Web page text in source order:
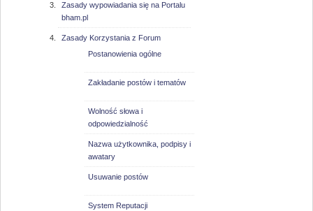
Zasady wypowiadania się na Portalu
bham.pl
Zasady Korzystania z Forum
Postanowienia ogólne
Zakładanie postów i tematów
Wolność słowa i
odpowiedzialność
Nazwa użytkownika, podpisy i
awatary
Usuwanie postów
System Reputacji